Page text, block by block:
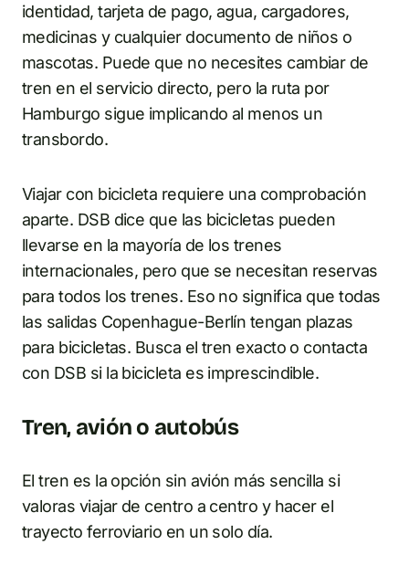
identidad, tarjeta de pago, agua, cargadores,
medicinas y cualquier documento de niños o
mascotas. Puede que no necesites cambiar de
tren en el servicio directo, pero la ruta por
Hamburgo sigue implicando al menos un
transbordo.
Viajar con bicicleta requiere una comprobación
aparte. DSB dice que las bicicletas pueden
llevarse en la mayoría de los trenes
internacionales, pero que se necesitan reservas
para todos los trenes. Eso no significa que todas
las salidas Copenhague-Berlín tengan plazas
para bicicletas. Busca el tren exacto o contacta
con DSB si la bicicleta es imprescindible.
Tren, avión o autobús
El tren es la opción sin avión más sencilla si
valoras viajar de centro a centro y hacer el
trayecto ferroviario en un solo día.